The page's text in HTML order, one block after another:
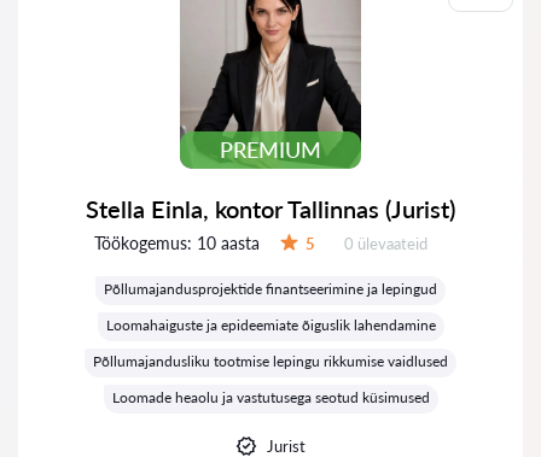
PREMIUM
Stella Einla, kontor Tallinnas (Jurist)
Töökogemus: 10 aasta 5 Ülevaateid:
0 ülevaateid
Põllumajandusprojektide finantseerimine ja lepingud
Loomahaiguste ja epideemiate õiguslik lahendamine
Põllumajandusliku tootmise lepingu rikkumise vaidlused
Loomade heaolu ja vastutusega seotud küsimused
Jurist